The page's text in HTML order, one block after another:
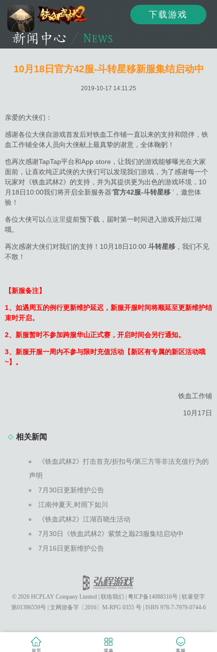
下载游戏
10月18日官方42服-斗转星移新服集结启动中
2019-10-17 14:11:25
亲爱的大侠们：
感谢各位大侠自游戏首发后对铁血工作铺一直以来的支持和陪伴，铁
血工作铺全体人员向大侠献上最真挚的谢意，全体鞠躬！
也再次感谢TapTap平台和App store，让我们的游戏能够曝光在大家
面前，让喜欢纯正武侠的大侠们可以发现我们游戏，为了感谢每一个
玩家对《铁血武林2》的支持，并为其提供更为出色的游戏环境，10
月18日10:00我们将开启全新服务器‘官方42服-斗转星移 ’，邀您体
验！
各位大侠可以 点这里提前预下载，届时第一时间进入游戏开始江湖
哦。
再次感谢大侠们对我们的支持！10月18日10:00 斗转星移 ，我们不见
不散！
【新服备注】
1、如遇周五的例行更新维护延迟，新服开服时间将顺延至更新维护结
束时开启。
2、新服暂时不参加跨服华山正式赛，开启时间会另行通知。
3、新服开服一周内不参与限时充值活动【新区有专属的新区活动哦
~】。
铁血工作铺
10月17日
相关新闻
《铁血武林2》打击首充/折扣号/第三方等非法充值行为的
声明
7月30日更新维护公告
江南仲夏天,时雨下如川
《铁血武林2》江湖百晓生活动
7月30日《铁血武林2》紫禁之巅23服集结启动中
7月16日更新维护公告
© 2026 HCPLAY Company Limited 联络我们 粤ICP备14088516号 软著登字
第01396559号 文网游备字〔2016〕M-RPG 0355 号 ISBN 978-7-7979-0744-6
首页 菜单 客服
资讯